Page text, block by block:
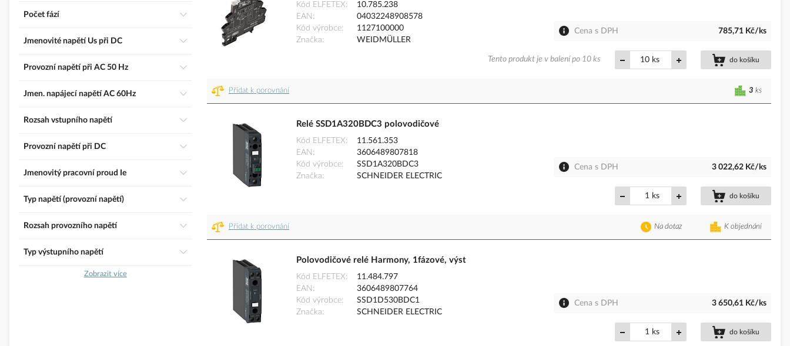
Kód ELFETEX
10.785.238
EAN
04032248908578
Kód výrobce
1127100000
Značka
WEIDMÜLLER
Cena s DPH 785,71 Kč/ks
ks do košíku
Tento produkt je v balení po 10 ks
Přidat k porovnání 3 ks
Relé SSD1A320BDC3 polovodičové
Kód ELFETEX
11.561.353
EAN
3606489807818
Kód výrobce
SSD1A320BDC3
Značka
SCHNEIDER ELECTRIC
Cena s DPH 3 022,62 Kč/ks
ks do košíku
Přidat k porovnání K objednání
Na dotaz
Polovodičové relé Harmony, 1fázové, výst
Kód ELFETEX
11.484.797
EAN
3606489807764
Kód výrobce
SSD1D530BDC1
Značka
SCHNEIDER ELECTRIC
Cena s DPH 3 650,61 Kč/ks
ks do košíku
Počet fází
Jmenovité napětí Us při DC
Provozní napětí při AC 50 Hz
Jmen. napájecí napětí AC 60Hz
Rozsah vstupního napětí
Provozní napětí při DC
Jmenovitý pracovní proud Ie
Typ napětí (provozní napětí)
Rozsah provozního napětí
Typ výstupního napětí
Zobrazit více